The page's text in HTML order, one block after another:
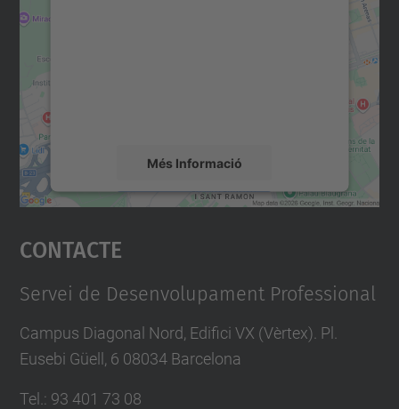
Més Informació
Accepta
powered by
Contacte
Servei de Desenvolupament Professional
Campus Diagonal Nord, Edifici VX (Vèrtex). Pl.
Eusebi Güell, 6 08034 Barcelona
Tel. : 93 401 73 08